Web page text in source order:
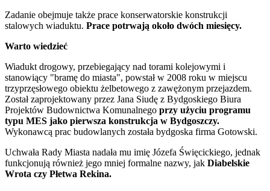
Zadanie obejmuje także prace konserwatorskie konstrukcji
stalowych wiaduktu. Prace potrwają około dwóch miesięcy.
Warto wiedzieć
Wiadukt drogowy, przebiegający nad torami kolejowymi i
stanowiący "bramę do miasta", powstał w 2008 roku w miejscu
trzyprzęsłowego obiektu żelbetowego z zawężonym przejazdem.
Został zaprojektowany przez Jana Siudę z Bydgoskiego Biura
Projektów Budownictwa Komunalnego przy użyciu programu
typu MES jako pierwsza konstrukcja w Bydgoszczy.
Wykonawcą prac budowlanych została bydgoska firma Gotowski.
Uchwała Rady Miasta nadała mu imię Józefa Święcickiego, jednak
funkcjonują również jego mniej formalne nazwy, jak Diabelskie
Wrota czy Płetwa Rekina.